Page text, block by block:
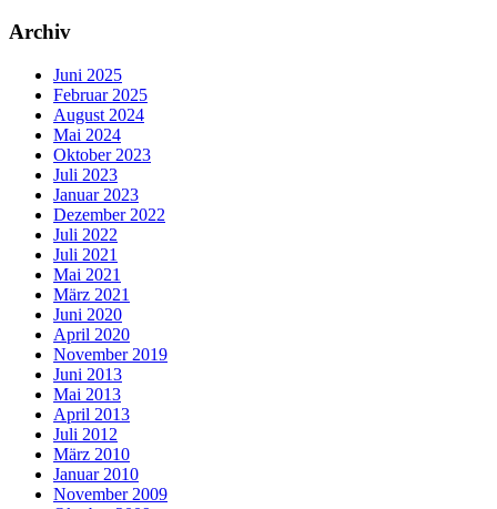
Archiv
Juni 2025
Februar 2025
August 2024
Mai 2024
Oktober 2023
Juli 2023
Januar 2023
Dezember 2022
Juli 2022
Juli 2021
Mai 2021
März 2021
Juni 2020
April 2020
November 2019
Juni 2013
Mai 2013
April 2013
Juli 2012
März 2010
Januar 2010
November 2009